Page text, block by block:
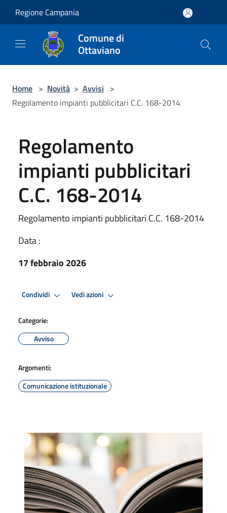
Regione Campania
Comune di
Ottaviano
Home > Novità > Avvisi >
Regolamento impianti pubblicitari C.C. 168-2014
Regolamento
impianti pubblicitari
C.C. 168-2014
Regolamento impianti pubblicitari C.C. 168-2014
Data :
17 febbraio 2026
Condividi Vedi azioni
Categorie:
Avviso
Argomenti:
Comunicazione istituzionale